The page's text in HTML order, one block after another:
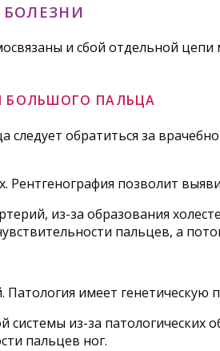
и сбой отдельной
БОЛЬШОГО ПАЛЬЦА
обратиться за
позволит
из-за образования
пальцев, а
имеет генетическую
из-за патологических
пальцев ног.